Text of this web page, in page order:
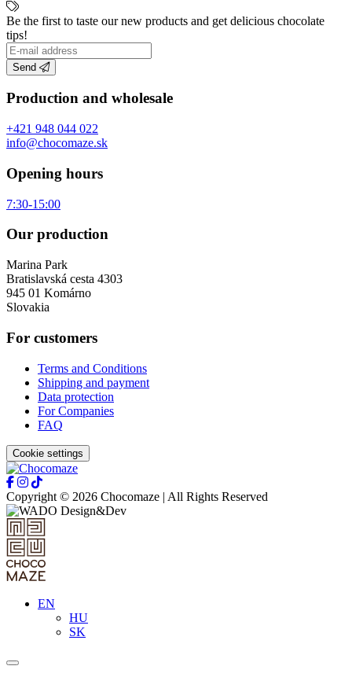
Be the first to taste our new products and get delicious chocolate
tips!
Send
Production and wholesale
+421 948 044 022
info@chocomaze.sk
Opening hours
7:30-15:00
Our production
Marina Park
Bratislavská cesta 4303
945 01 Komárno
Slovakia
For customers
Terms and Conditions
Shipping and payment
Data protection
For Companies
FAQ
Cookie settings
Copyright © 2026 Chocomaze | All Rights Reserved
EN
HU
SK